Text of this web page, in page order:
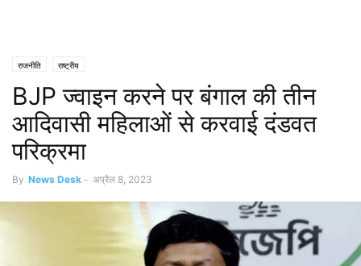
राजनीति राष्ट्रीय
BJP ज्वाइन करने पर बंगाल की तीन
आदिवासी महिलाओं से करवाई दंडवत
परिक्रमा
By News Desk - अप्रैल 8, 2023